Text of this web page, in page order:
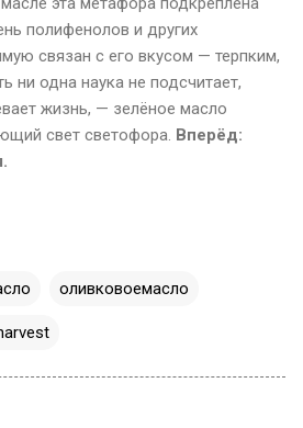
полифенолов и других
связан с его вкусом — терпким,
ни одна наука не подсчитает,
жизнь, — зелёное масло
свет светофора. Вперёд:
оливковоемасло